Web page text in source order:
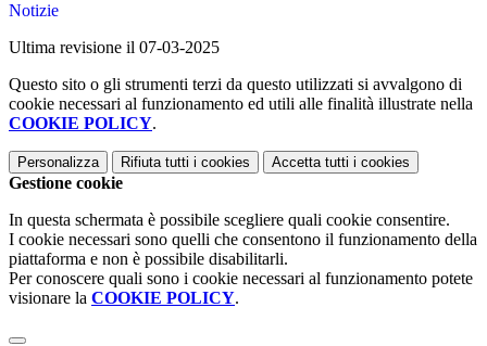
Notizie
Ultima revisione il 07-03-2025
Questo sito o gli strumenti terzi da questo utilizzati si avvalgono di
cookie necessari al funzionamento ed utili alle finalità illustrate nella
COOKIE POLICY.
Personalizza Rifiuta tutti i cookies Accetta tutti i cookies
Gestione cookie
In questa schermata è possibile scegliere quali cookie consentire.
I cookie necessari sono quelli che consentono il funzionamento della
piattaforma e non è possibile disabilitarli.
Per conoscere quali sono i cookie necessari al funzionamento potete
visionare la COOKIE POLICY.